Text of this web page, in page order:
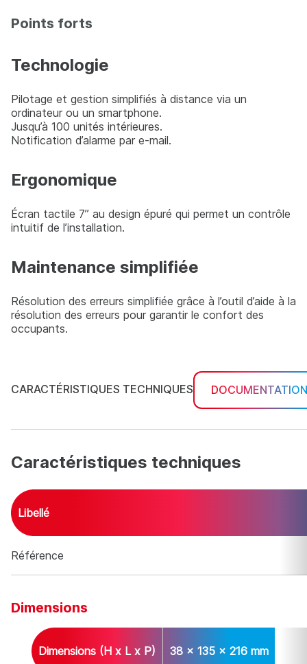
Points forts
Technologie
Pilotage et gestion simplifiés à distance via un
ordinateur ou un smartphone.
Jusqu’à 100 unités intérieures.
Notification d’alarme par e-mail.
Ergonomique
Écran tactile 7’’ au design épuré qui permet un contrôle
intuitif de l’installation.
Maintenance simplifiée
Résolution des erreurs simplifiée grâce à l’outil d’aide à la
résolution des erreurs pour garantir le confort des
occupants.
CARACTÉRISTIQUES TECHNIQUES DOCUMENTATION
Caractéristiques techniques
Libellé
Référence
Dimensions
Dimensions (H x L x P) 38 x 135 x 216 mm